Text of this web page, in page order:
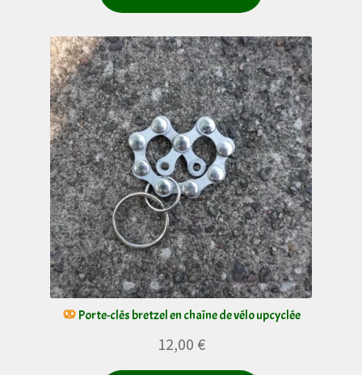
Porte-clés bretzel en chaîne de vélo upcyclée
12,00 €